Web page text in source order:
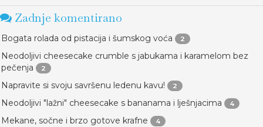
Zadnje komentirano
Bogata rolada od pistacija i šumskog voća 2
Neodoljivi cheesecake crumble s jabukama i karamelom bez
pečenja
2
Napravite si svoju savršenu ledenu kavu! 2
Neodoljivi "lažni" cheesecake s bananama i lješnjacima 4
Mekane, sočne i brzo gotove krafne 4